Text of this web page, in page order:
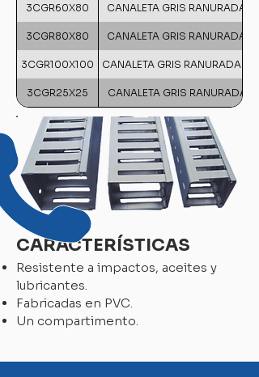
3CGR60X80 CANALETA GRIS RANURADA
3CGR80X80 CANALETA GRIS RANURADA
3CGR100X100 CANALETA GRIS RANURADA
3CGR25X25 CANALETA GRIS RANURADA
CARACTERÍSTICAS
Resistente a impactos, aceites y
lubricantes.
Fabricadas en PVC.
Un compartimento.